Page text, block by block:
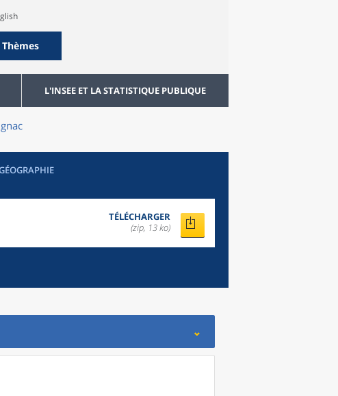
Thèmes
L'INSEE ET LA STATISTIQUE PUBLIQUE
TÉLÉCHARGER
(zip, 13 ko)